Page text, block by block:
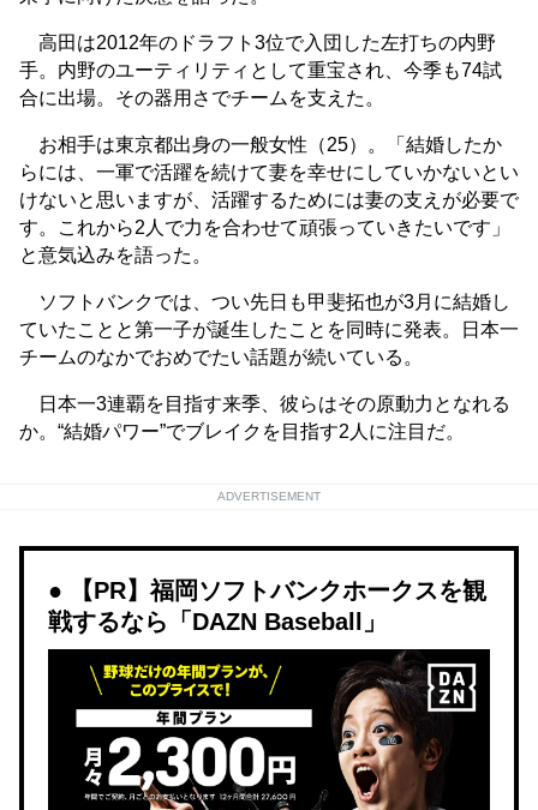
高田は2012年のドラフト3位で入団した左打ちの内野
手。内野のユーティリティとして重宝され、今季も74試
合に出場。その器用さでチームを支えた。
お相手は東京都出身の一般女性（25）。「結婚したか
らには、一軍で活躍を続けて妻を幸せにしていかないとい
けないと思いますが、活躍するためには妻の支えが必要で
す。これから2人で力を合わせて頑張っていきたいです」
と意気込みを語った。
ソフトバンクでは、つい先日も甲斐拓也が3月に結婚し
ていたことと第一子が誕生したことを同時に発表。日本一
チームのなかでおめでたい話題が続いている。
日本一3連覇を目指す来季、彼らはその原動力となれる
か。“結婚パワー”でブレイクを目指す2人に注目だ。
ADVERTISEMENT
【PR】福岡ソフトバンクホークスを観
戦するなら「DAZN Baseball」